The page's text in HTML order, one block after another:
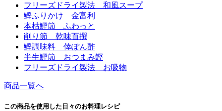
フリーズドライ製法 和風スープ
鰹ふりかけ 金富利
本枯鰹節 ふわっと
削り節 乾味百撰
鰹調味料 倖ぽん酢
半生鰹節 おつまみ鰹
フリーズドライ製法 お吸物
商品一覧へ
この商品を使用した日々のお料理レシピ